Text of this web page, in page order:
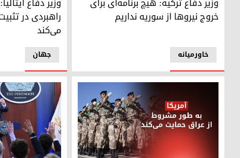
خاورمیانه
خروج نیروها از سوریه نداریم
جهان
راهبردی در
می‌کند